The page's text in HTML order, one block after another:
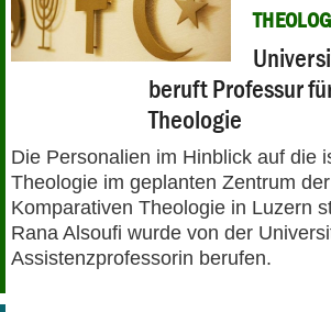
beruft Professur
Theologie
Die Personalien im Hinblick auf die
Theologie im geplanten Zentrum der
Komparativen Theologie in Luzern
Rana Alsoufi wurde von der
Assistenzprofessorin berufen.